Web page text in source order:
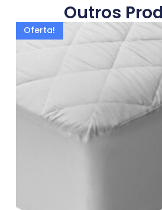
Outros
Oferta!